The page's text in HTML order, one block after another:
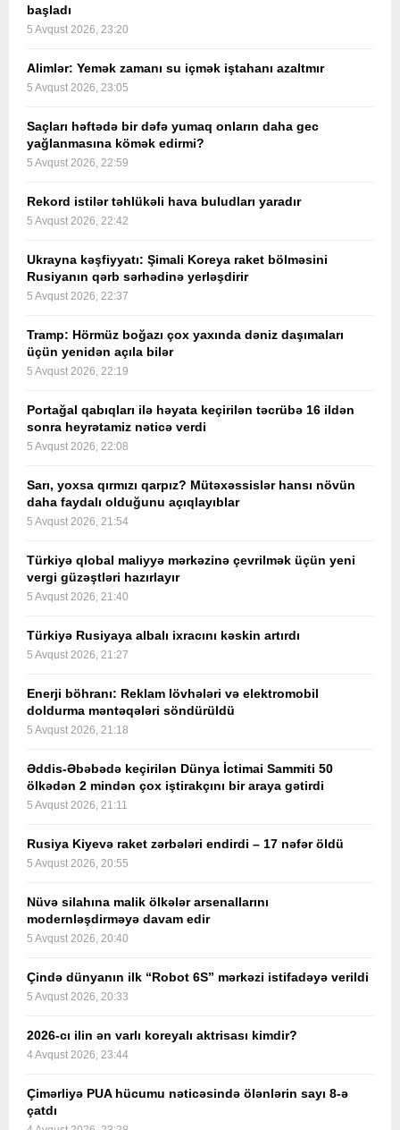
başladı
5 Avqust 2026, 23:20
Alimlər: Yemək zamanı su içmək iştahanı azaltmır
5 Avqust 2026, 23:05
Saçları həftədə bir dəfə yumaq onların daha gec
yağlanmasına kömək edirmi?
5 Avqust 2026, 22:59
Rekord istilər təhlükəli hava buludları yaradır
5 Avqust 2026, 22:42
Ukrayna kəşfiyyatı: Şimali Koreya raket bölməsini
Rusiyanın qərb sərhədinə yerləşdirir
5 Avqust 2026, 22:37
Tramp: Hörmüz boğazı çox yaxında dəniz daşımaları
üçün yenidən açıla bilər
5 Avqust 2026, 22:19
Portağal qabıqları ilə həyata keçirilən təcrübə 16 ildən
sonra heyrətamiz nəticə verdi
5 Avqust 2026, 22:08
Sarı, yoxsa qırmızı qarpız? Mütəxəssislər hansı növün
daha faydalı olduğunu açıqlayıblar
5 Avqust 2026, 21:54
Türkiyə qlobal maliyyə mərkəzinə çevrilmək üçün yeni
vergi güzəştləri hazırlayır
5 Avqust 2026, 21:40
Türkiyə Rusiyaya albalı ixracını kəskin artırdı
5 Avqust 2026, 21:27
Enerji böhranı: Reklam lövhələri və elektromobil
doldurma məntəqələri söndürüldü
5 Avqust 2026, 21:18
Əddis-Əbəbədə keçirilən Dünya İctimai Sammiti 50
ölkədən 2 mindən çox iştirakçını bir araya gətirdi
5 Avqust 2026, 21:11
Rusiya Kiyevə raket zərbələri endirdi – 17 nəfər öldü
5 Avqust 2026, 20:55
Nüvə silahına malik ölkələr arsenallarını
modernləşdirməyə davam edir
5 Avqust 2026, 20:40
Çində dünyanın ilk “Robot 6S” mərkəzi istifadəyə verildi
5 Avqust 2026, 20:33
2026-cı ilin ən varlı koreyalı aktrisası kimdir?
4 Avqust 2026, 23:44
Çimərliyə PUA hücumu nəticəsində ölənlərin sayı 8-ə
çatdı